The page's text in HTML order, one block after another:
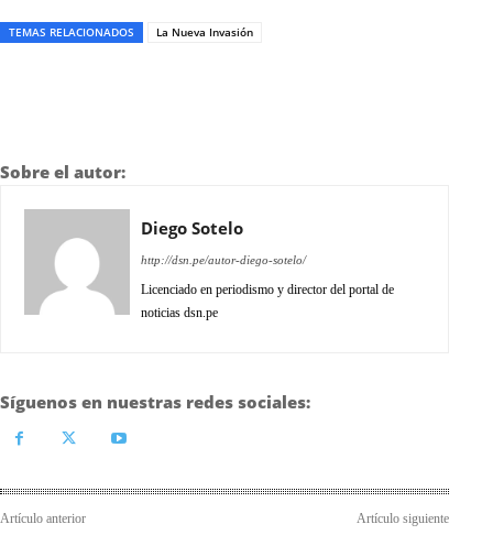
TEMAS RELACIONADOS La Nueva Invasión
Sobre el autor:
Diego Sotelo
http://dsn.pe/autor-diego-sotelo/
Licenciado en periodismo y director del portal de
noticias dsn.pe
Síguenos en nuestras redes sociales:
Artículo anterior
Artículo siguiente